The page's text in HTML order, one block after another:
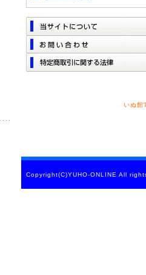
いぬ館
Copyright(C)YUHO-ONLINE All